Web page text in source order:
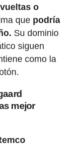
o
quepodría
Su dominio
siguen
como la
mejor